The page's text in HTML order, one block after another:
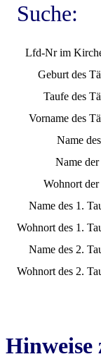
Suche:
Lfd-Nr im
Geburt des
Taufe des
Vorname des
Name
Name
Wohnort
Name des 1.
Wohnort des 1.
Name des 2.
Wohnort des 2.
Hinweise